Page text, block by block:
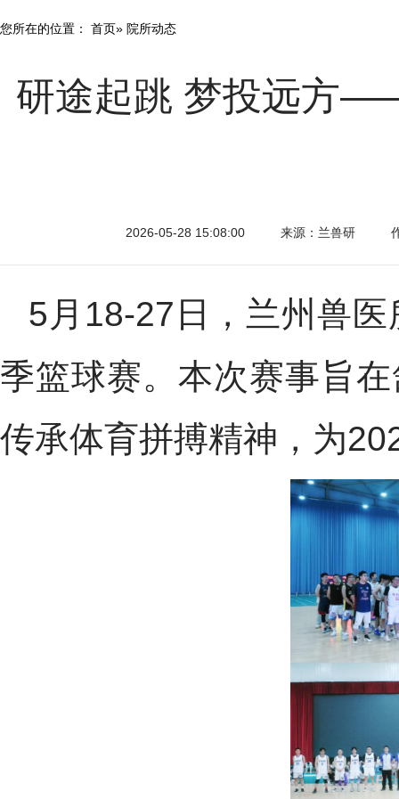
您所在的位置： 首页» 院所动态
研途起跳 梦投远方
2026-05-28 15:08:00 来源：兰兽研
5月18-27日，兰州兽医
季篮球赛。本次赛事旨
传承体育拼搏精神，为